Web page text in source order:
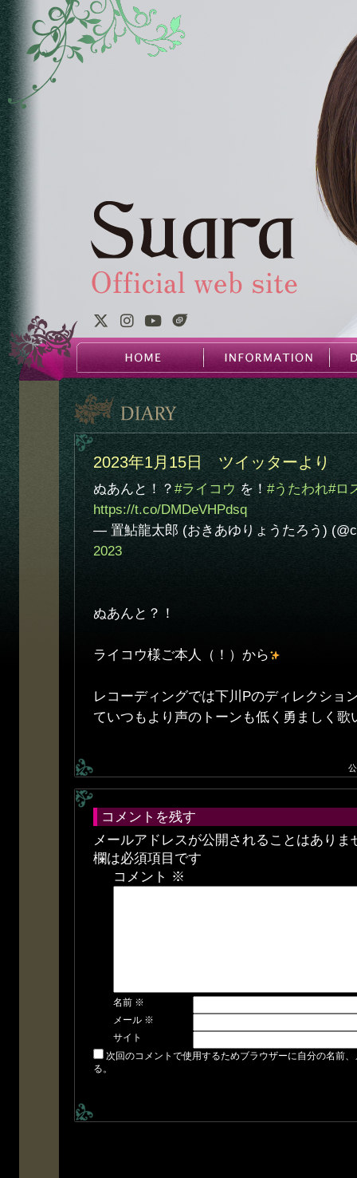
2023年1月15日 ツイッターより
ぬあんと！？ #ライコウ を！#うたわれ#ロ
https://t.co/DMDeVHPdsq
— 置鮎龍太郎 (おきあゆりょうたろう)
2023
ぬあんと？！
ライコウ様ご本人（！）から
レコーディングでは下川Pのディレクショ
ていつもより声のトーンも低く勇ましく歌
コメントを残す
メールアドレスが公開されることはありま
欄は必須項目です
コメント ※
名前 ※
メール ※
サイト
次回のコメントで使用するためブラウザーに自分の名前
る。